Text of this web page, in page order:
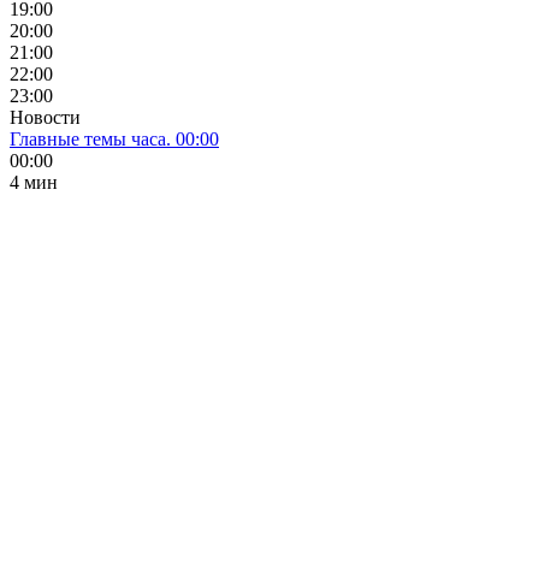
19:00
20:00
21:00
22:00
23:00
Новости
Главные темы часа. 00:00
00:00
4 мин